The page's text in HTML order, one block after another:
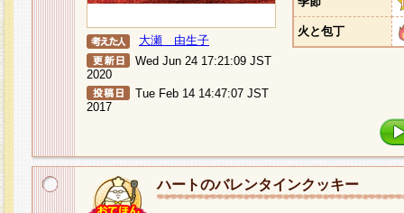
大瀬 由生子
Wed Jun 24 17:21:09 JST
2020
Tue Feb 14 14:47:07 JST
2017
火と包丁
ハートのバレンタインクッキー